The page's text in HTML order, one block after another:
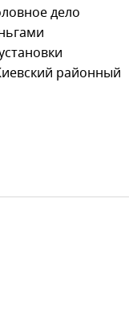
дело
районный